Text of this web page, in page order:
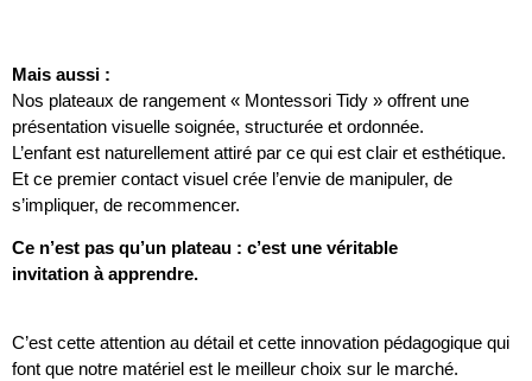
Mais aussi :
Nos plateaux de rangement « Montessori Tidy » offrent une
présentation visuelle soignée, structurée et ordonnée.
L’enfant est naturellement attiré par ce qui est clair et esthétique.
Et ce premier contact visuel crée l’envie de manipuler, de
s’impliquer, de recommencer.
Ce n’est pas qu’un plateau : c’est une véritable
invitation à apprendre.
C’est cette attention au détail et cette innovation pédagogique qui
font que notre matériel est le meilleur choix sur le marché.